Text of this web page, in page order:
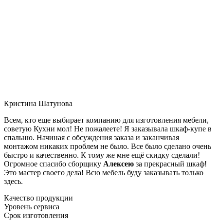
Кристина Шатунова
Всем, кто еще выбирает компанию для изготовления мебели,
советую Кухни мол! Не пожалеете! Я заказывала шкаф-купе в
спальню. Начиная с обсуждения заказа и заканчивая
монтажом никаких проблем не было. Все было сделано очень
быстро и качественно. К тому же мне ещё скидку сделали!
Огромное спасибо сборщику Алексею за прекрасный шкаф!
Это мастер своего дела! Всю мебель буду заказывать только
здесь.
Качество продукции
Уровень сервиса
Срок изготовления